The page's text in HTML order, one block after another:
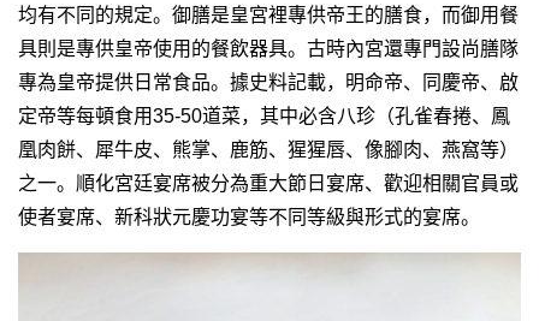
均有不同的規定。御膳是皇宮裡專供帝王的膳食，而御用餐
具則是專供皇帝使用的餐飲器具。古時內宮還專門設尚膳隊
專為皇帝提供日常食品。據史料記載，明命帝、同慶帝、啟
定帝等每頓食用35-50道菜，其中必含八珍（孔雀春捲、鳳
凰肉餅、犀牛皮、熊掌、鹿筋、猩猩唇、像腳肉、燕窩等）
之一。順化宮廷宴席被分為重大節日宴席、歡迎相關官員或
使者宴席、新科狀元慶功宴等不同等級與形式的宴席。